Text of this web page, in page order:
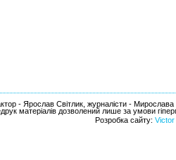
- Ярослав Світлик, журналісти - Мирослава
матеріалів дозволений лише за умови
Розробка сайту: Victor